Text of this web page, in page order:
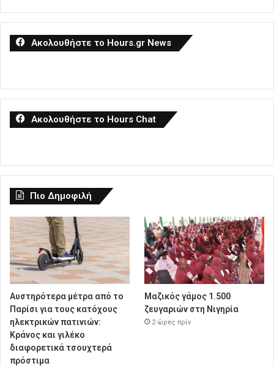
Ακολουθήστε το Hours.gr News
Ακολουθήστε το Hours Chat
Πιο Δημοφιλή
Αυστηρότερα μέτρα από το
Παρίσι για τους κατόχους
ηλεκτρικών πατινιών:
Κράνος και γιλέκο
διαφορετικά τσουχτερά
πρόστιμα
Μαζικός γάμος 1.500
ζευγαριών στη Νιγηρία
2 ώρες πρίν